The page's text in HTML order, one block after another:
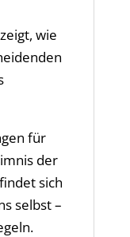
wie
für
der
sich
selbst –